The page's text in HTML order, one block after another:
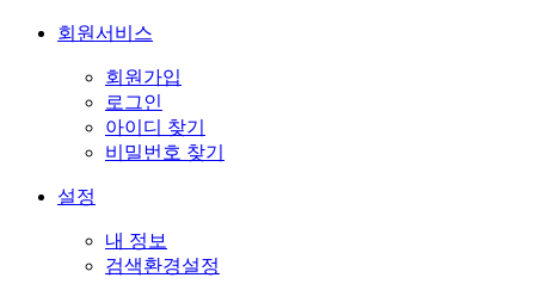
회원서비스
회원가입
로그인
아이디 찾기
비밀번호 찾기
설정
내 정보
검색환경설정